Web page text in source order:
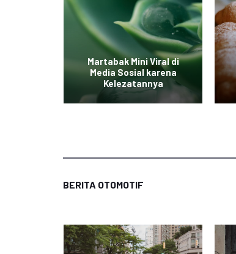
Martabak Mini Viral di
Media Sosial karena
Kelezatannya
BERITA OTOMOTIF